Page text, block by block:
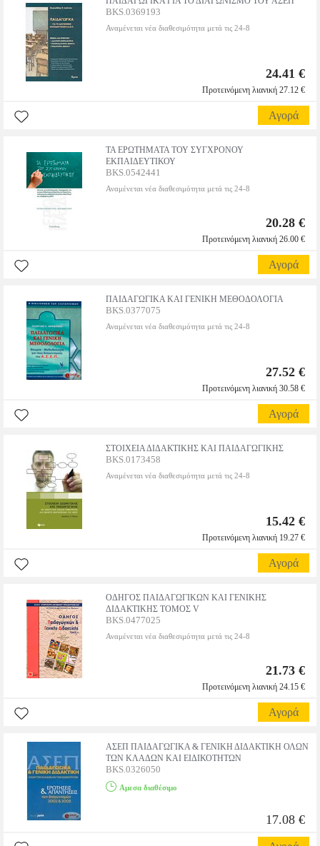
BKS.0369193
Αναμένεται νέα διαθεσιμότητα μετά τις 24-8
24.41 €
Προτεινόμενη λιανική 27.12 €
Αγορά
ΤΑ ΕΡΩΤΗΜΑΤΑ ΤΟΥ ΣΥΓΧΡΟΝΟΥ
ΕΚΠΑΙΔΕΥΤΙΚΟΥ
BKS.0542441
Αναμένεται νέα διαθεσιμότητα μετά τις 24-8
20.28 €
Προτεινόμενη λιανική 26.00 €
Αγορά
ΠΑΙΔΑΓΩΓΙΚΑ ΚΑΙ ΓΕΝΙΚΗ ΜΕΘΟΔΟΛΟΓΙΑ
BKS.0377075
Αναμένεται νέα διαθεσιμότητα μετά τις 24-8
27.52 €
Προτεινόμενη λιανική 30.58 €
Αγορά
ΣΤΟΙΧΕΙΑ ΔΙΔΑΚΤΙΚΗΣ ΚΑΙ ΠΑΙΔΑΓΩΓΙΚΗΣ
BKS.0173458
Αναμένεται νέα διαθεσιμότητα μετά τις 24-8
15.42 €
Προτεινόμενη λιανική 19.27 €
Αγορά
ΟΔΗΓΟΣ ΠΑΙΔΑΓΩΓΙΚΩΝ ΚΑΙ ΓΕΝΙΚΗΣ
ΔΙΔΑΚΤΙΚΗΣ ΤΟΜΟΣ V
BKS.0477025
Αναμένεται νέα διαθεσιμότητα μετά τις 24-8
21.73 €
Προτεινόμενη λιανική 24.15 €
Αγορά
ΑΣΕΠ ΠΑΙΔΑΓΩΓΙΚΑ & ΓΕΝΙΚΗ ΔΙΔΑΚΤΙΚΗ ΟΛΩΝ
ΤΩΝ ΚΛΑΔΩΝ ΚΑΙ ΕΙΔΙΚΟΤΗΤΩΝ
BKS.0326050
Αμεσα διαθέσιμο
17.08 €